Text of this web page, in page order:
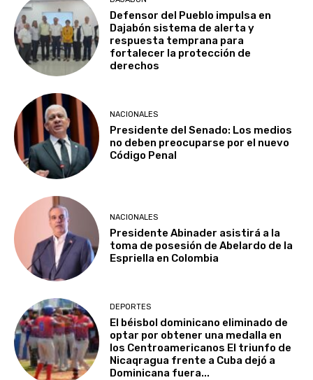
Defensor del Pueblo impulsa en
Dajabón sistema de alerta y
respuesta temprana para
fortalecer la protección de
derechos
NACIONALES
Presidente del Senado: Los medios
no deben preocuparse por el nuevo
Código Penal
NACIONALES
Presidente Abinader asistirá a la
toma de posesión de Abelardo de la
Espriella en Colombia
DEPORTES
El béisbol dominicano eliminado de
optar por obtener una medalla en
los Centroamericanos El triunfo de
Nicaqragua frente a Cuba dejó a
Dominicana fuera...